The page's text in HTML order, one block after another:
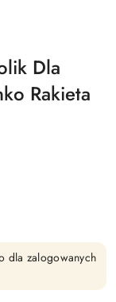
Dla
Rakieta
dla zalogowanych